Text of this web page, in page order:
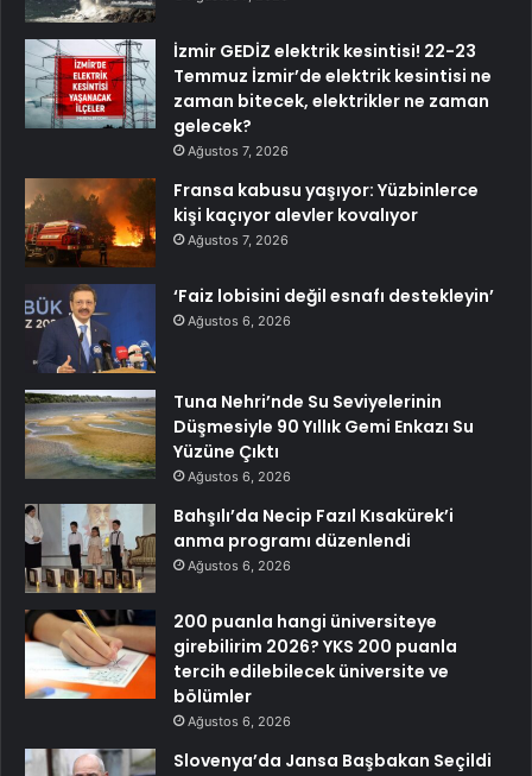
İzmir GEDİZ elektrik kesintisi! 22-23
Temmuz İzmir’de elektrik kesintisi ne
zaman bitecek, elektrikler ne zaman
gelecek?
Ağustos 7, 2026
Fransa kabusu yaşıyor: Yüzbinlerce
kişi kaçıyor alevler kovalıyor
Ağustos 7, 2026
‘Faiz lobisini değil esnafı destekleyin’
Ağustos 6, 2026
Tuna Nehri’nde Su Seviyelerinin
Düşmesiyle 90 Yıllık Gemi Enkazı Su
Yüzüne Çıktı
Ağustos 6, 2026
Bahşılı’da Necip Fazıl Kısakürek’i
anma programı düzenlendi
Ağustos 6, 2026
200 puanla hangi üniversiteye
girebilirim 2026? YKS 200 puanla
tercih edilebilecek üniversite ve
bölümler
Ağustos 6, 2026
Slovenya’da Jansa Başbakan Seçildi